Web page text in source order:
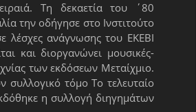
Τη δεκαετία του ΄80
την οδήγησε στο Ινστιτούτο
λέσχες ανάγνωσης του ΕΚΕΒΙ
και διοργανώνει μουσικές-
των εκδόσεων Μεταίχμιο.
τόμο Το τελευταίο
η συλλογή διηγημάτων